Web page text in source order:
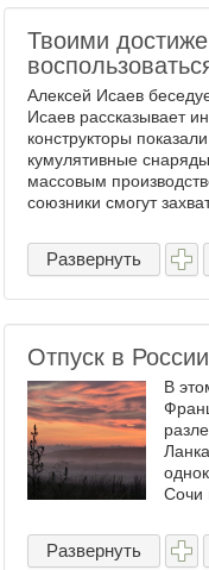
Твоими
Алексей Исаев
Исаев рассказывает
конструкторы
кумулятивные
массовым
союзники смогут
Развернуть
Отпуск в
В
Сочи
не ...
Развернуть